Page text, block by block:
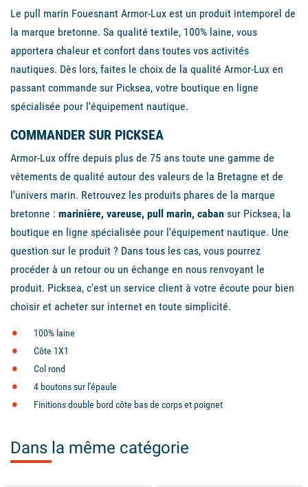
Le pull marin Fouesnant Armor-Lux est un produit intemporel de
la marque bretonne. Sa qualité textile, 100% laine, vous
apportera chaleur et confort dans toutes vos activités
nautiques. Dès lors, faites le choix de la qualité Armor-Lux en
passant commande sur Picksea, votre boutique en ligne
spécialisée pour l'équipement nautique.
COMMANDER SUR PICKSEA
Armor-Lux offre depuis plus de 75 ans toute une gamme de
vêtements de qualité autour des valeurs de la Bretagne et de
l'univers marin. Retrouvez les produits phares de la marque
bretonne : marinière, vareuse, pull marin, caban sur Picksea, la
boutique en ligne spécialisée pour l'équipement nautique. Une
question sur le produit ? Dans tous les cas, vous pourrez
procéder à un retour ou un échange en nous renvoyant le
produit. Picksea, c'est un service client à votre écoute pour bien
choisir et acheter sur internet en toute simplicité.
100% laine
Côte 1X1
Col rond
4 boutons sur l'épaule
Finitions double bord côte bas de corps et poignet
Dans la même catégorie